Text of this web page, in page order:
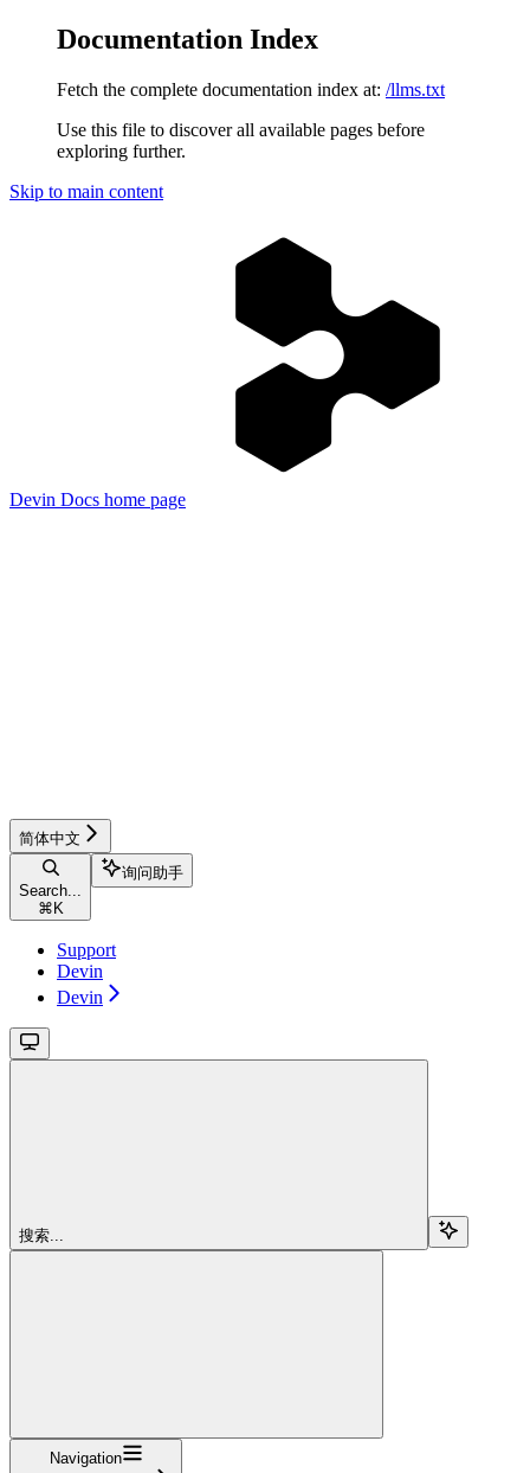
Documentation Index
Fetch the complete documentation index at: /llms.txt
Use this file to discover all available pages before
exploring further.
Skip to main content
Devin Docs home page
简体中文
Search...
⌘ K
询问助手
Support
Devin
Devin
搜索...
Navigation